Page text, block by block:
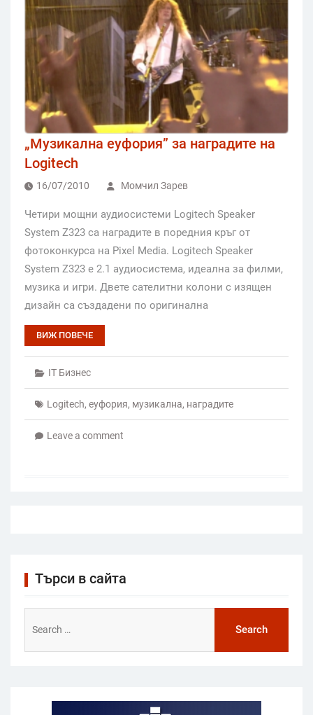
„Музикална еуфория” за наградите на
Logitech
16/07/2010 Момчил Зарев
Четири мощни аудиосистеми Logitech Speaker
System Z323 са наградите в поредния кръг от
фотоконкурса на Pixel Media. Logitech Speaker
System Z323 е 2.1 аудиосистема, идеална за филми,
музика и игри. Двете сателитни колони с изящен
дизайн са създадени по оригинална
ВИЖ ПОВЕЧЕ
IT Бизнес
Logitech, еуфория, музикална, наградите
Leave a comment
Търси в сайта
for: